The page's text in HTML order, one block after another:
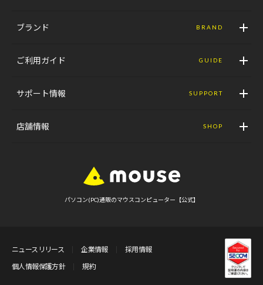
ブランド BRAND
ご利用ガイド GUIDE
サポート情報 SUPPORT
店舗情報 SHOP
パソコン(PC)通販のマウスコンピューター【公式】
ニュースリリース 企業情報
採用情報
個人情報保護方針
規約